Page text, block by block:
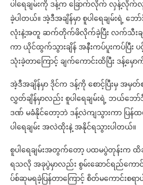
ပါရေချမ်းကို ဒန့်က ခြောက်လိုက် လှန့်လိုက်လု
ခဲ့ပါတယ်။ အဲ့ဒီအချိန်မှာ စူပါရေချမ်းရဲ့
လုံးနဲ့အတူ ဆက်တိုက်ဖိလိုက်ခဲ့ပြီး လက်သီးခ
ကာ ယိုင်ထွက်သွားချိန် အနီးကပ်ပူးကပ်ပ
သုံးခဲ့တာကြောင့် ချက်ကောင်းထိပြီး ဒန့်မှေ
အဲ့ဒီအချိန်မှာ ဒိုင်က ဒန့်ကို စောင့်ပြီးမှ အမှ
လွှတ်ချိန်မှာလည်း စူပါရေချမ်းရဲ့ ဘယ်ဘေ
ဒဏ် မခံနိုင်တော့ဘဲ ဒန့်လဲကျသွားကာ ပြန်ထ
ပါရေချမ်း အလဲထိုးနဲ့ အနိုင်ရသွားပါတယ်။
စူပါရေချမ်းအတွက်တော့ ပထမပွဲတုန်းက ထိခ
ရသလို အခုပွဲမှာလည်း စွမ်းဆောင်ရည်ကောင်
ပ်စ်ဆုမရခဲ့ပြန်တာကြောင့် စိတ်မကောင်းစရာပ